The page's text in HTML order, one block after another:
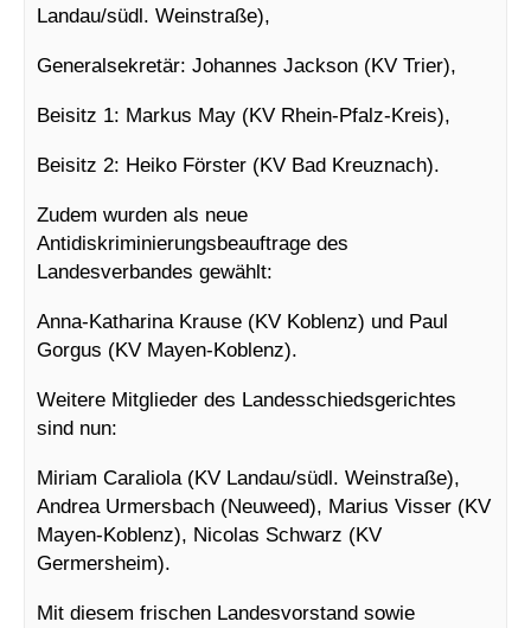
Landau/südl. Weinstraße),
Generalsekretär: Johannes Jackson (KV Trier),
Beisitz 1: Markus May (KV Rhein-Pfalz-Kreis),
Beisitz 2: Heiko Förster (KV Bad Kreuznach).
Zudem wurden als neue
Antidiskriminierungsbeauftrage des
Landesverbandes gewählt:
Anna-Katharina Krause (KV Koblenz) und Paul
Gorgus (KV Mayen-Koblenz).
Weitere Mitglieder des Landesschiedsgerichtes
sind nun:
Miriam Caraliola (KV Landau/südl. Weinstraße),
Andrea Urmersbach (Neuweed), Marius Visser (KV
Mayen-Koblenz), Nicolas Schwarz (KV
Germersheim).
Mit diesem frischen Landesvorstand sowie